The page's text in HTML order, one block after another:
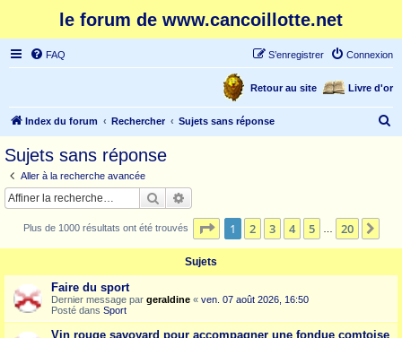
le forum de www.cancoillotte.net
FAQ Connexion
S’enregistrer
Livre d'or
Retour au site
Index du forum Rechercher Sujets sans réponse
c
Sujets sans réponse
Aller à la recherche avancée
Rechercher
Plus de 1000 résultats ont été trouvés Page 1sur20
1 2 3 4 5 20
Sujets
Faire du sport
Dernier message par geraldine « ven. 07 août 2026, 16:50
Posté dans Sport
Vin rouge savoyard pour accompagner une fondue comtoise